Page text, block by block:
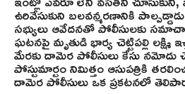
ఉరివేసుకుని బలవన్మరణానికి
సభ్యులు ఆవేదనతో పోలీసులకు
ఘటనపై మృతుడి భార్య చెట్టిపల్లి లక్ష్మి
మేరకు దామెర పోలీసులు కేసు నమోదు
పోస్టుమార్టం నిమిత్తం ఆసుపత్రికి
దామెర పోలీసులు ఒక ప్రకటనలో